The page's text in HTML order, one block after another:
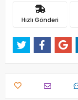
Hızlı Gönderi